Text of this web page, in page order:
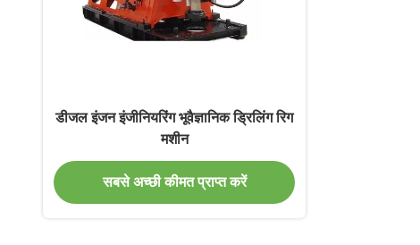
डीजल इंजन इंजीनियरिंग भूवैज्ञानिक ड्रिलिंग रिग
मशीन
सबसे अच्छी कीमत प्राप्त करें